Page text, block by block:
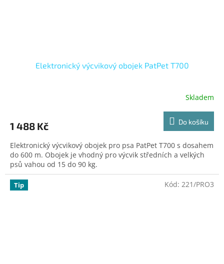
Elektronický výcvikový obojek PatPet T700
Skladem
1 488 Kč Do košíku
Elektronický výcvikový obojek pro psa PatPet T700 s dosahem
do 600 m. Obojek je vhodný pro výcvik středních a velkých
psů vahou od 15 do 90 kg.
Tip Kód: 221/PRO3